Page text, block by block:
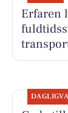
Erfaren